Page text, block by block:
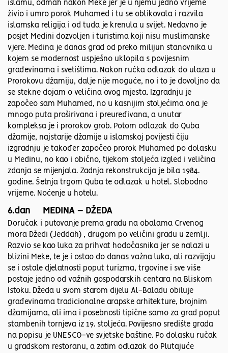
islamu, odmah nakon Meke jer je u njemu jedno vrijeme
živio i umro porok Muhamed i tu se oblikovala i razvila
islamska religija i od tuda je krenula u svijet. Nedavno je
posjet Medini dozvoljen i turistima koji nisu muslimanske
vjere. Medina je danas grad od preko milijun stanovnika u
kojem se modernost uspješno uklopila s povijesnim
građevinama i svetištima. Nakon ručka odlazak do ulaza u
Prorokovu džamiju, dalje nije moguće, no i to je dovoljno da
se stekne dojam o veličina ovog mjesta. Izgradnju je
započeo sam Muhamed, no u kasnijim stoljećima ona je
mnogo puta proširivana i preuređivana, a unutar
kompleksa je i prorokov grob. Potom odlazak do Quba
džamije, najstarije džamije u islamskoj povijesti čiju
izgradnju je također započeo prorok Muhamed po dolasku
u Medinu, no kao i obično, tijekom stoljeća izgled i veličina
zdanja se mijenjala. Zadnja rekonstrukcija je bila 1984.
godine. Šetnja trgom Quba te odlazak u hotel. Slobodno
vrijeme. Noćenje u hotelu.
6.dan MEDINA – DŽEDA
Doručak i putovanje prema gradu na obalama Crvenog
mora Džedi (Jeddah) , drugom po veličini gradu u zemlji.
Razvio se kao luka za prihvat hodočasnika jer se nalazi u
blizini Meke, te je i ostao do danas važna luka, ali razvijaju
se i ostale djelatnosti poput turizma, trgovine i sve više
postaje jedno od važnih gospodarskih centara na Bliskom
Istoku. Džeda u svom starom dijelu Al-Baladu obiluje
građevinama tradicionalne arapske arhitekture, brojnim
džamijama, ali ima i posebnosti tipične samo za grad poput
stambenih tornjeva iz 19. stoljeća. Povijesno središte grada
na popisu je UNESCO-ve svjetske baštine. Po dolasku ručak
u gradskom restoranu, a zatim odlazak do Plutajuće